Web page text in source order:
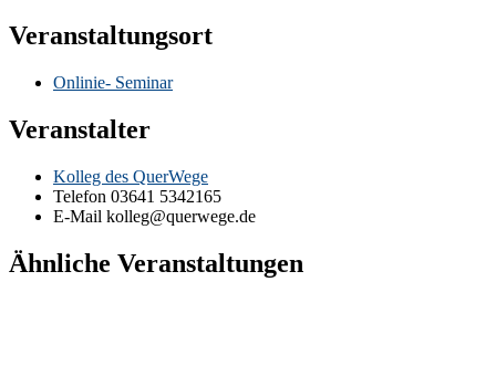
Veranstaltungsort
Onlinie- Seminar
Veranstalter
Kolleg des QuerWege
Telefon 03641 5342165
E-Mail kolleg@querwege.de
Ähnliche Veranstaltungen